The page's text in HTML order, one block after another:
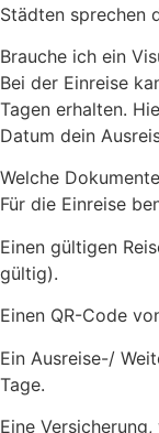
Städten sprechen
Brauche ich ein
Bei der Einreise
Tagen erhalten.
Datum dein
Welche
Für die Einreise
Einen gültigen
gültig).
Einen QR-Code
Ein Ausreise-/
Tage.
Eine